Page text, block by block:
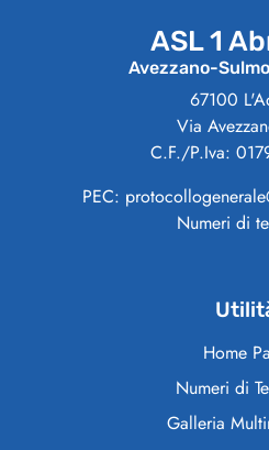
ASL 1
Avezzano-
67100
Via
C.F./P.Iva:
PEC:
Numeri di
Home
Numeri di
Galleria